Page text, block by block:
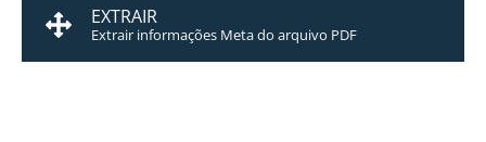
EXTRAIR
Extrair informações Meta do arquivo PDF